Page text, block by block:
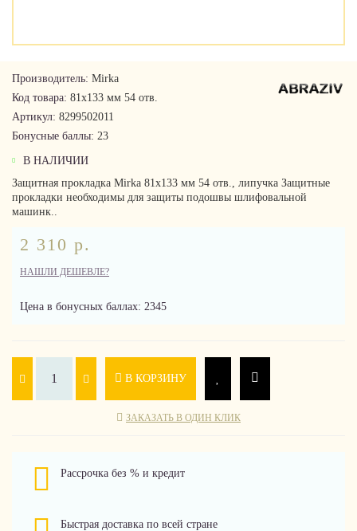
Производитель: Mirka
Код товара: 81х133 мм 54 отв.
Артикул: 8299502011
Бонусные баллы: 23
В НАЛИЧИИ
Защитная прокладка Mirka 81х133 мм 54 отв., липучка Защитные
прокладки необходимы для защиты подошвы шлифовальной
машинк..
2 310 р.
НАШЛИ ДЕШЕВЛЕ?
Цена в бонусных баллах: 2345
В КОРЗИНУ
ЗАКАЗАТЬ В ОДИН КЛИК
Рассрочка без % и кредит
Быстрая доставка по всей стране